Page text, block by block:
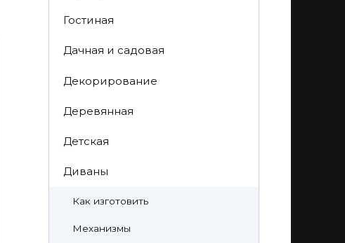
Гостиная
Дачная и садовая
Декорирование
Деревянная
Детская
Диваны
Как изготовить
Механизмы